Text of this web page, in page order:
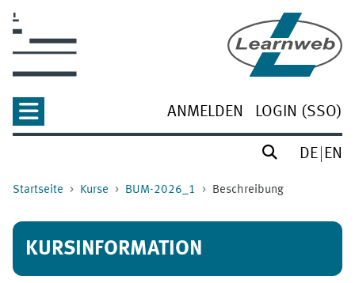
ANMELDEN LOGIN (SSO)
DE EN
Startseite Kurse BUM-2026_1 Beschreibung
KURSINFORMATION